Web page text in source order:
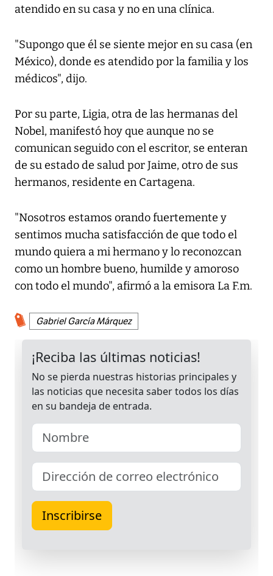
atendido en su casa y no en una clínica.
"Supongo que él se siente mejor en su casa (en
México), donde es atendido por la familia y los
médicos", dijo.
Por su parte, Ligia, otra de las hermanas del
Nobel, manifestó hoy que aunque no se
comunican seguido con el escritor, se enteran
de su estado de salud por Jaime, otro de sus
hermanos, residente en Cartagena.
"Nosotros estamos orando fuertemente y
sentimos mucha satisfacción de que todo el
mundo quiera a mi hermano y lo reconozcan
como un hombre bueno, humilde y amoroso
con todo el mundo", afirmó a la emisora La F.m.
Gabriel García Márquez